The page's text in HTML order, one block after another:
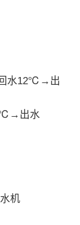
水12℃→出
出水
机